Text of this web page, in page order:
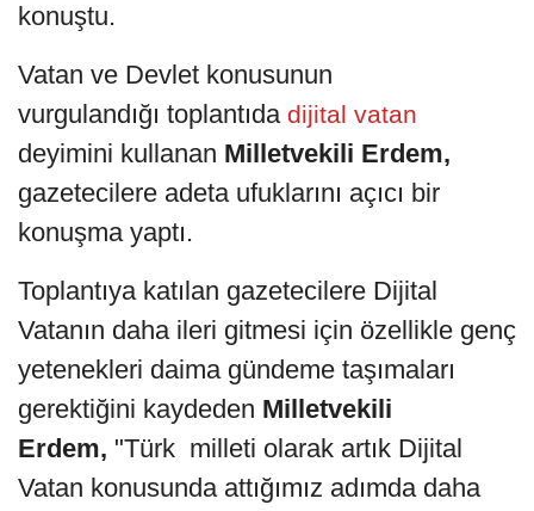
konuştu.
Vatan ve Devlet konusunun
vurgulandığı toplantıda dijital vatan
deyimini kullanan Milletvekili Erdem,
gazetecilere adeta ufuklarını açıcı bir
konuşma yaptı.
Toplantıya katılan gazetecilere Dijital
Vatanın daha ileri gitmesi için özellikle genç
yetenekleri daima gündeme taşımaları
gerektiğini kaydeden Milletvekili
Erdem, "Türk milleti olarak artık Dijital
Vatan konusunda attığımız adımda daha